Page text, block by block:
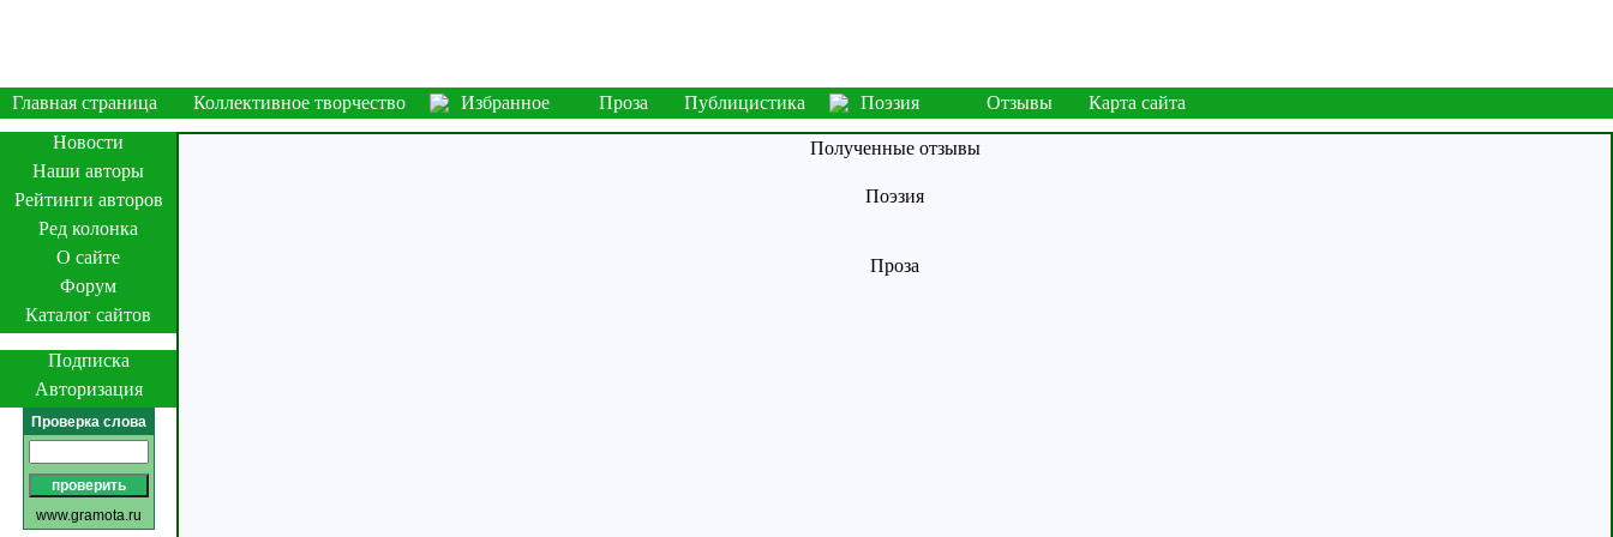
Главная страница Коллективное творчество Избранное Проза Публицистика Поэзия Отзывы
Карта сайта
Новости
Наши авторы
Рейтинги авторов
Ред колонка
О сайте
Форум
Каталог сайтов
Подписка
Авторизация
Проверка слова
www.gramota.ru
Полученные отзывы
Поэзия
Проза